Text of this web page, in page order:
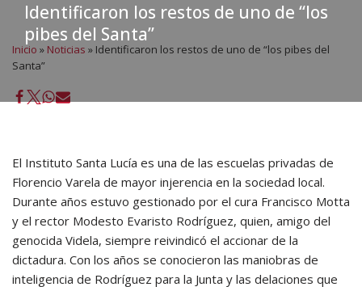
Identificaron los restos de uno de “los
pibes del Santa”
Inicio » Noticias » Identificaron los restos de uno de “los pibes del
Santa”
El Instituto Santa Lucía es una de las escuelas privadas de
Florencio Varela de mayor injerencia en la sociedad local.
Durante años estuvo gestionado por el cura Francisco Motta
y el rector Modesto Evaristo Rodríguez, quien, amigo del
genocida Videla, siempre reivindicó el accionar de la
dictadura. Con los años se conocieron las maniobras de
inteligencia de Rodríguez para la Junta y las delaciones que